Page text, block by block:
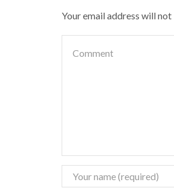
Your email address will